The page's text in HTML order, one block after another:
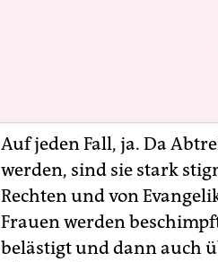
gestanden haben. Aber
Abtreibung war
Auf jeden Fall, ja. Da
werden, sind sie stark
Rechten und von
Frauen werden
belästigt und dann auch